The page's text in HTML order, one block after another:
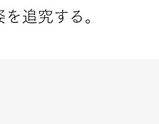
追究する。